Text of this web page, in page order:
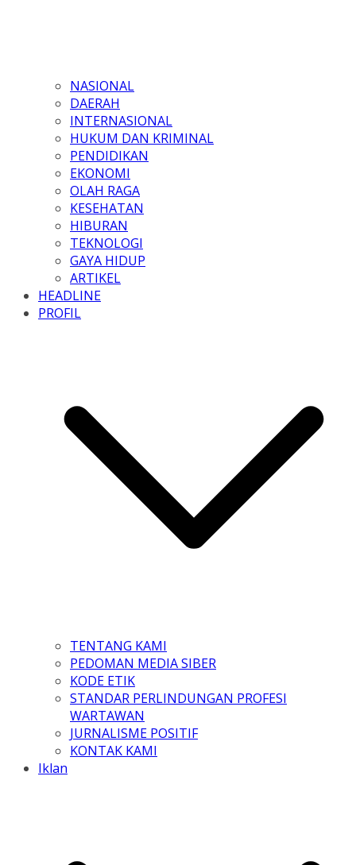
NASIONAL
DAERAH
INTERNASIONAL
HUKUM DAN KRIMINAL
PENDIDIKAN
EKONOMI
OLAH RAGA
KESEHATAN
HIBURAN
TEKNOLOGI
GAYA HIDUP
ARTIKEL
HEADLINE
PROFIL
TENTANG KAMI
PEDOMAN MEDIA SIBER
KODE ETIK
STANDAR PERLINDUNGAN PROFESI
WARTAWAN
JURNALISME POSITIF
KONTAK KAMI
Iklan